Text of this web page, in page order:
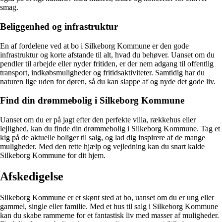
smag.
Beliggenhed og infrastruktur
En af fordelene ved at bo i Silkeborg Kommune er den gode
infrastruktur og korte afstande til alt, hvad du behøver. Uanset om du
pendler til arbejde eller nyder fritiden, er der nem adgang til offentlig
transport, indkøbsmuligheder og fritidsaktiviteter. Samtidig har du
naturen lige uden for døren, så du kan slappe af og nyde det gode liv.
Find din drømmebolig i Silkeborg Kommune
Uanset om du er på jagt efter den perfekte villa, rækkehus eller
lejlighed, kan du finde din drømmebolig i Silkeborg Kommune. Tag et
kig på de aktuelle boliger til salg, og lad dig inspirere af de mange
muligheder. Med den rette hjælp og vejledning kan du snart kalde
Silkeborg Kommune for dit hjem.
Afskedigelse
Silkeborg Kommune er et skønt sted at bo, uanset om du er ung eller
gammel, single eller familie. Med et hus til salg i Silkeborg Kommune
kan du skabe rammerne for et fantastisk liv med masser af muligheder.